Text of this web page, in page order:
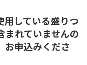
している盛りつ
まれていませんの
お申込みくださ